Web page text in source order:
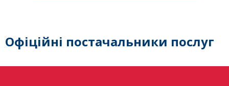
Офіційні постачальники послуг